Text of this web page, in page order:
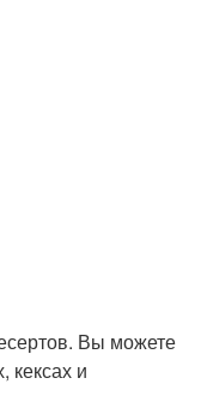
Вы можете
кексах и